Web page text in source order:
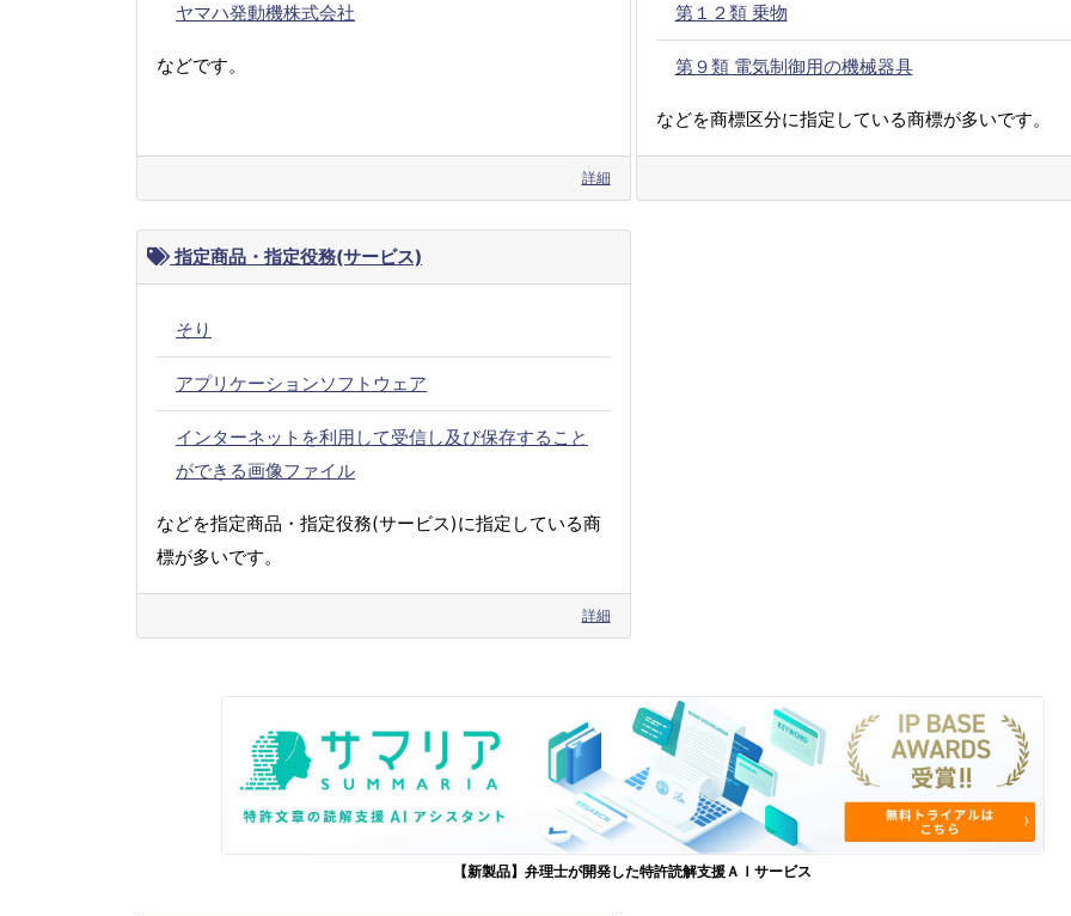
ヤマハ発動機株式会社
などです。
詳細
第１２類 乗物
第９類 電気制御用の機械器具
などを商標区分に指定している商標が多いです。
指定商品・指定役務(サービス)
そり
アプリケーションソフトウェア
インターネットを利用して受信し及び保存すること
ができる画像ファイル
などを指定商品・指定役務(サービス)に指定している商
標が多いです。
詳細
【新製品】弁理士が開発した特許読解支援ＡＩサービス